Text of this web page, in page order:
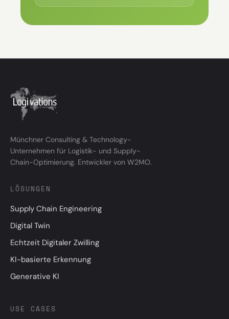
Münchner Consulting & Technology-
Unternehmen für Logistik- und Supply-
Chain-Optimierung. Entwickler von W2MO.
LÖSUNGEN
Supply Chain Engineering
Digital Twin
Echtzeit Digitaler Zwilling
KI-basierte Erkennung
Generative KI
USE CASES